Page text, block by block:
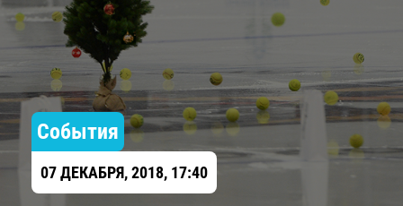
События
07 ДЕКАБРЯ, 2018, 17:40